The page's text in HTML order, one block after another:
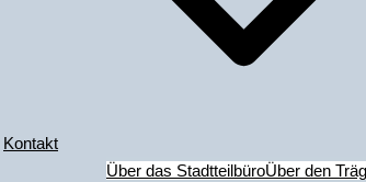
Kontakt
Über das StadtteilbüroÜber den